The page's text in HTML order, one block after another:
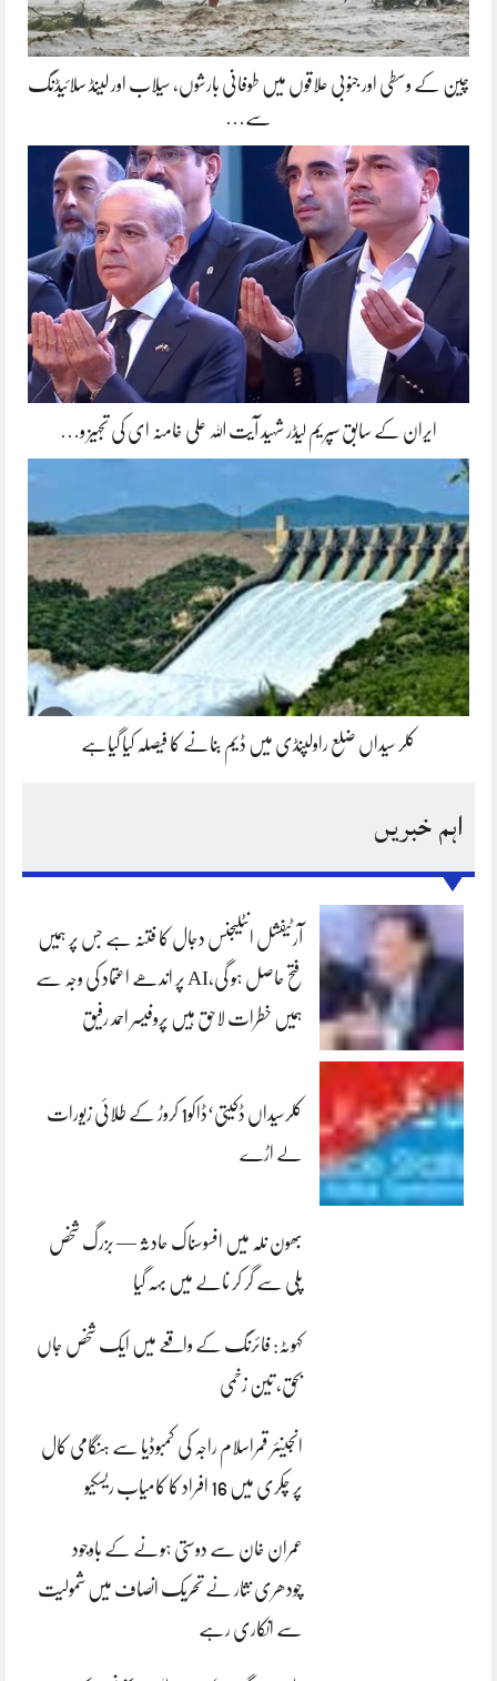
چین کے وسطی اور جنوبی علاقوں میں طوفانی بارشوں، سیلاب اور لینڈ سلائیڈنگ
سے…
ایران کے سابق سپریم لیڈر شہید آیت اللہ علی خامنہ ای کی تجہیز و…
کلر سیداں ضلع راولپنڈی میں ڈیم بنانے کا فیصلہ کیا گیاہے
اہم خبریں
آرٹیفشل انٹلیجنس دجال کا فتنہ ہے جس پر ہمیں
فتح حاصل ہو گی،AI پر اندھے اعتماد کی وجہ سے
ہمیں خطرات لاحق ہیں پروفیسر احمد رفیق
کلرسیداں ڈکیتی‘ڈاکو1 کروڑ کے طلائی زیورات
لے اڑے
بھون نلہ میں افسوسناک حادثہ — بزرگ شخص
پلی سے گر کر نالے میں بہہ گیا
کہوٹہ: فائرنگ کے واقعے میں ایک شخص جاں
بحق، تین زخمی
انجینئر قمراسلام راجہ کی کمبوڈیا سے ہنگامی کال
پر چکری میں 16 افراد کا کامیاب ریسکیو
عمران خان سے دوستی ہونے کے باوجود
چودھری نثار نے تحریک انصاف میں شمولیت
سے انکاری رہے